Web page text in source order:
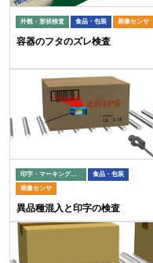
外観・形状検査 食品・包装 画像センサ
容器のフタのズレ検査
印字・マーキング検査
食品・包装
画像センサ
異品種混入と印字の検査